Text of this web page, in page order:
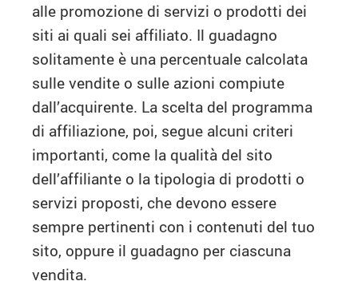
alle promozione di servizi o prodotti dei
siti ai quali sei affiliato. Il guadagno
solitamente è una percentuale calcolata
sulle vendite o sulle azioni compiute
dall’acquirente. La scelta del programma
di affiliazione, poi, segue alcuni criteri
importanti, come la qualità del sito
dell’affiliante o la tipologia di prodotti o
servizi proposti, che devono essere
sempre pertinenti con i contenuti del tuo
sito, oppure il guadagno per ciascuna
vendita.